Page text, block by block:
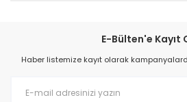
E-Bülten'e Kayıt
Haber listemize kayıt olarak